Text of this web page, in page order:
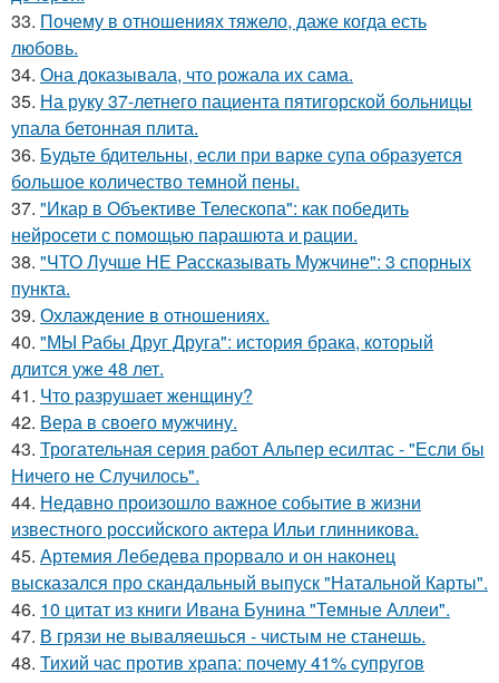
33. Почему в отношениях тяжело, даже когда есть
любовь.
34. Она доказывала, что рожала их сама.
35. На руку 37-летнего пациента пятигорской больницы
упала бетонная плита.
36. Будьте бдительны, если при варке супа образуется
большое количество темной пены.
37. "Икар в Объективе Телескопа": как победить
нейросети с помощью парашюта и рации.
38. "ЧТО Лучше НЕ Рассказывать Мужчине": 3 спорных
пункта.
39. Охлаждение в отношениях.
40. "МЫ Рабы Друг Друга": история брака, который
длится уже 48 лет.
41. Что разрушает женщину?
42. Вера в своего мужчину.
43. Трогательная серия работ Альпер есилтас - "Если бы
Ничего не Случилось".
44. Недавно произошло важное событие в жизни
известного российского актера Ильи глинникова.
45. Артемия Лебедева прорвало и он наконец
высказался про скандальный выпуск "Натальной Карты".
46. 10 цитат из книги Ивана Бунина "Темные Аллеи".
47. В грязи не вываляешься - чистым не станешь.
48. Тихий час против храпа: почему 41% супругов